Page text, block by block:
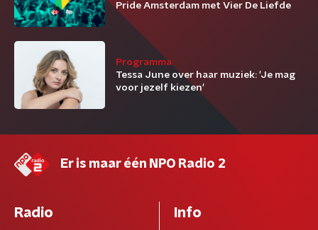
Pride Amsterdam met Vier De Liefde
Programma
Tessa June over haar muziek: 'Je mag
voor jezelf kiezen'
Er is maar één NPO Radio 2
Radio Info